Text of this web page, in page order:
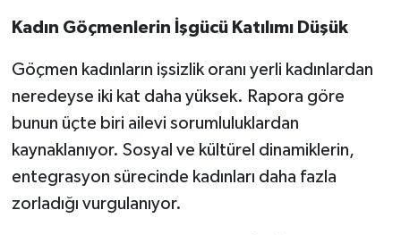
Kadın Göçmenlerin İşgücü Katılımı Düşük
Göçmen kadınların işsizlik oranı yerli kadınlardan
neredeyse iki kat daha yüksek. Rapora göre
bunun üçte biri ailevi sorumluluklardan
kaynaklanıyor. Sosyal ve kültürel dinamiklerin,
entegrasyon sürecinde kadınları daha fazla
zorladığı vurgulanıyor.